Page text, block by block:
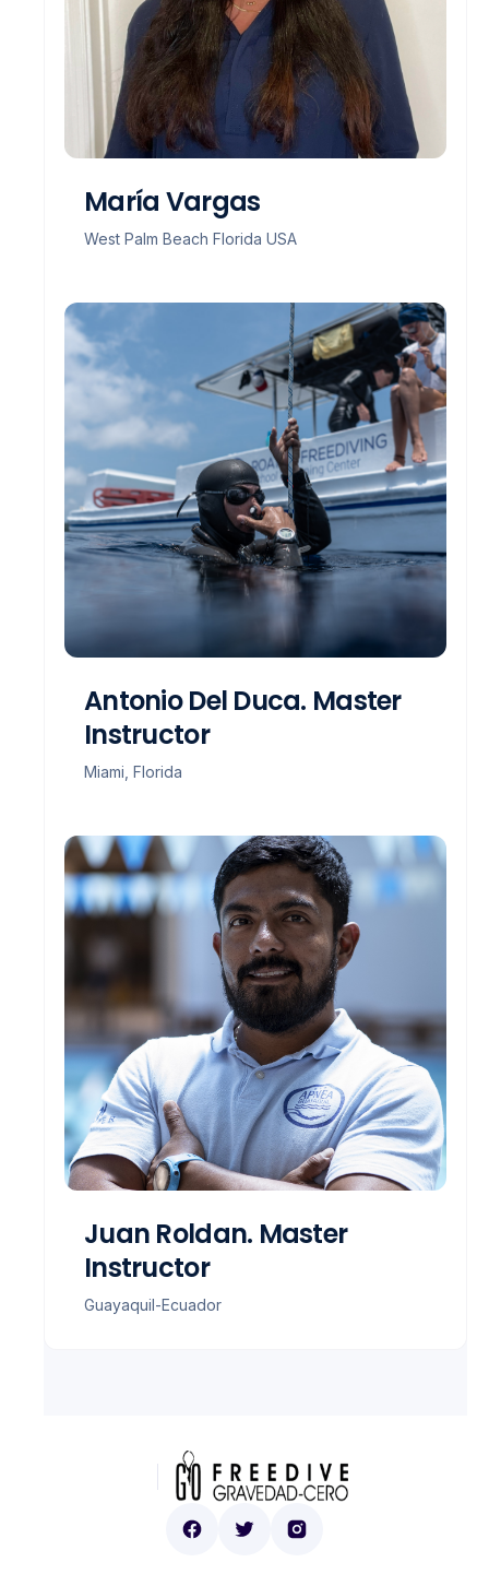
María Vargas
West Palm Beach Florida USA
Antonio Del Duca. Master
Instructor
Miami, Florida
Juan Roldan. Master
Instructor
Guayaquil-Ecuador